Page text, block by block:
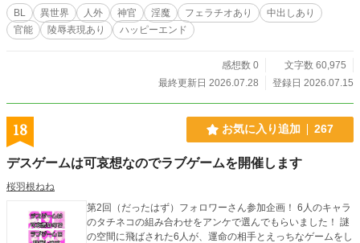
す。
BL 異世界 人外 神官 淫魔 フェラチオあり
中出しあり
官能
陵辱表現あり ハッピーエンド
感想数 0
文字数 60,975
最終更新日 2026.07.28
登録日 2026.07.15
18 お気に入り追加 267
デスゲームは可哀想なのでラブゲームを開催します
桜羽根ねね
第2回（だったはず）フォロワーさん参加企画！ 6人のキャラ
のタチネコの組み合わせをアンケで選んでもらいました！ 謎
の空間に飛ばされた6人が、運命の相手とえっちなゲームをし